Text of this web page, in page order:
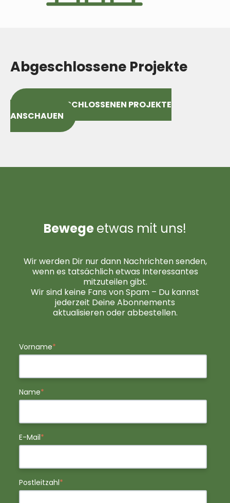
Abgeschlossene Projekte
ALLE ABGESCHLOSSENEN PROJEKTE
ANSCHAUEN
Bewegeetwas mit uns!
Wir werden Dir nur dann Nachrichten senden,
wenn es tatsächlich etwas Interessantes
mitzuteilen gibt.
Wir sind keine Fans von Spam – Du kannst
jederzeit Deine Abonnements
aktualisieren oder abbestellen.
Vorname*
Name*
E-Mail*
Postleitzahl*